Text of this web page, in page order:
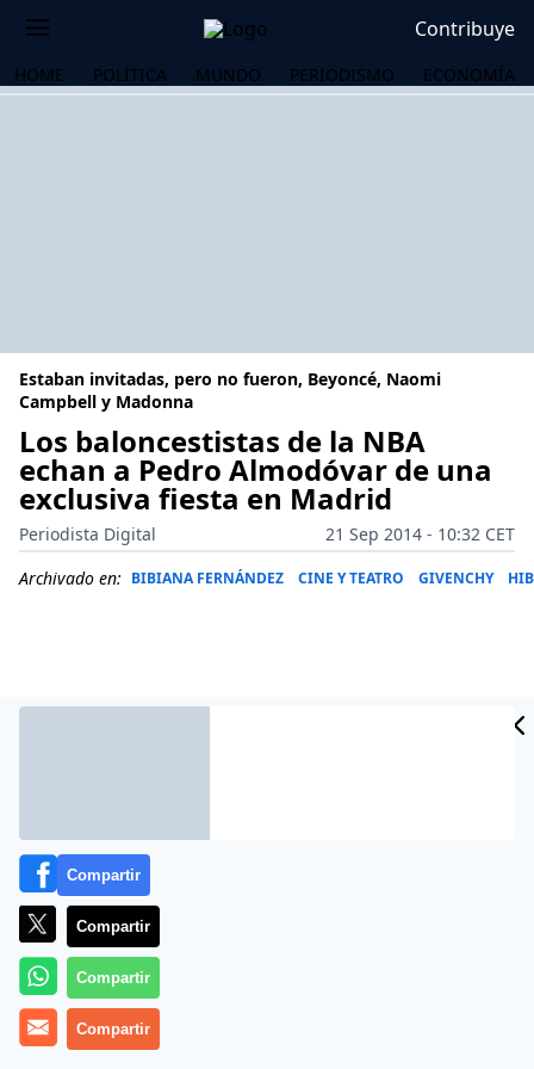
Contribuye
HOME POLÍTICA MUNDO PERIODISMO ECONOMÍA
Estaban invitadas, pero no fueron, Beyoncé, Naomi
Campbell y Madonna
Los baloncestistas de la NBA
echan a Pedro Almodóvar de una
exclusiva fiesta en Madrid
Periodista Digital
21 Sep 2014 - 10:32 CET
Archivado en: BIBIANA FERNÁNDEZ CINE Y TEATRO GIVENCHY
Más información
Compartir
Compartir
Compartir
Compartir